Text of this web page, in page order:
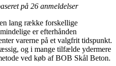
på 26 anmeldelser
lang række forskellige
er efterhånden
varerne på et valgfrit tidspunkt.
og i mange tilfælde ydermere
ved køb af BOB Skål Beton.